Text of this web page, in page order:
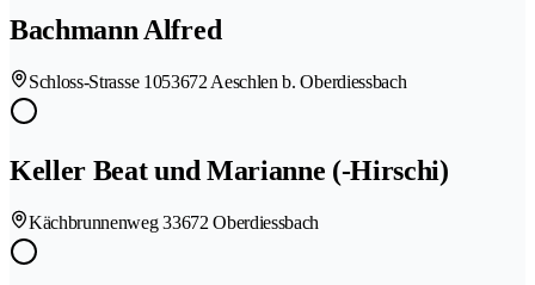
Bachmann Alfred
Schloss-Strasse 1053672 Aeschlen b. Oberdiessbach
Keller Beat und Marianne (-Hirschi)
Kächbrunnenweg 33672 Oberdiessbach